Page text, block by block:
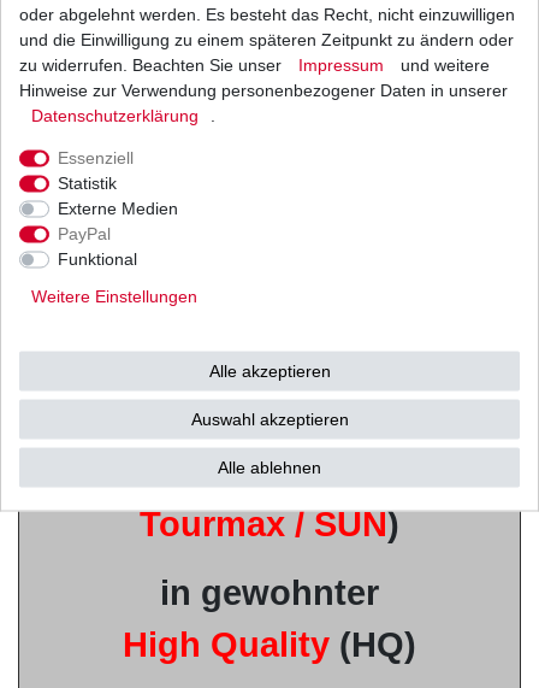
aus
japanischer
Originalteile -
u.a. von
Shindengen u.v.w.
(Vertrieb durch
Tourmax / SUN)
in gewohnter
High Quality (HQ)
oder abgelehnt werden. Es besteht das Recht, nicht einzuwilligen
und die Einwilligung zu einem späteren Zeitpunkt zu ändern oder
zu widerrufen. Beachten Sie unser
Impressum
und weitere
Hinweise zur Verwendung personenbezogener Daten in unserer
Daten­schutz­erklärung
Essenziell
Statistik
Externe Medien
PayPal
Funktional
Weitere Einstellungen
Alle akzeptieren
Auswahl akzeptieren
Alle ablehnen